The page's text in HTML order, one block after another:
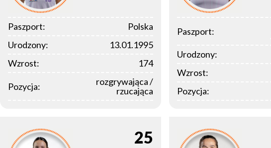
Paszport:
Polska
Urodzony:
13.01.1995
Wzrost:
174
Pozycja:
rozgrywająca /
rzucająca
Paszport:
Urodzony:
Wzrost:
Pozycja:
25